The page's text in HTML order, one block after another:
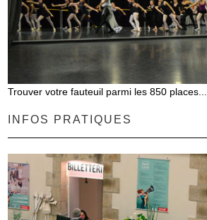
Trouver votre fauteuil parmi les 850 places...
INFOS PRATIQUES